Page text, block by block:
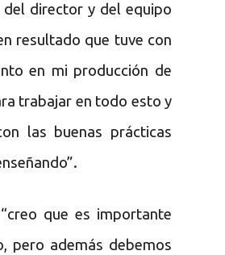
del director y del equipo
resultado que tuve con
en mi producción de
trabajar en todo esto y
las buenas prácticas
que es importante
pero además debemos